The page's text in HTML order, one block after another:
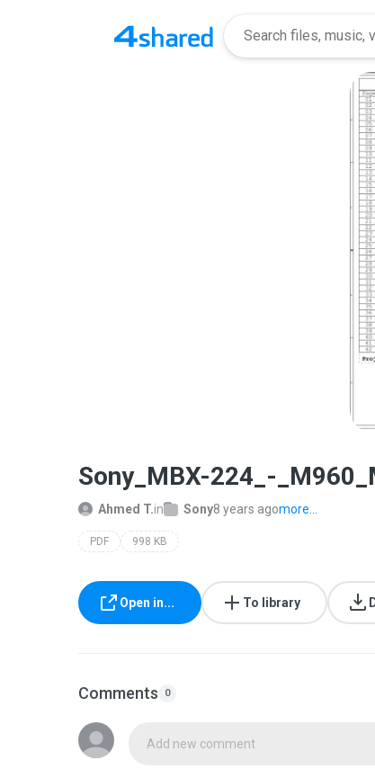
Sony_MBX-224_-
Ahmed T.in Sony8 years agomore...
PDF 998 KB
Open in... To library
Comments 0
Add new comment